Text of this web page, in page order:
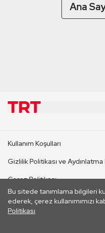
Ana
Bu sitede tanımlama bilgileri
ederek, çerez kullanımımızı
Politikası
CANLI YAYINLAR
Kullanım Koşulları
Gizlilik Politikası ve
Çerez Politikası
İletişim
Her hakkı saklıdır. ©2026